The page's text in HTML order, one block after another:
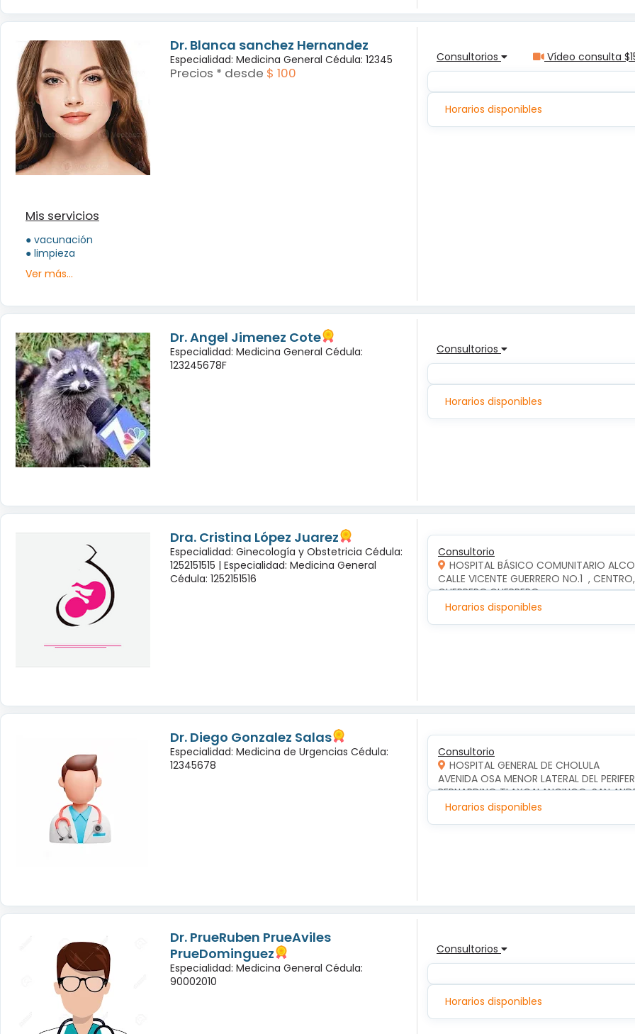
Dr. Blanca sanchez Hernandez
Especialidad: Medicina General Cédula: 12345
Precios * desde $ 100
Mis servicios
● vacunación
● limpieza
Ver más...
Consultorios Vídeo consulta
Horarios disponibles
Dr. Angel Jimenez Cote
Especialidad: Medicina General Cédula:
123245678F
Consultorios
Horarios disponibles
Dra. Cristina López Juarez
Especialidad: Ginecología y Obstetricia Cédula:
1252151515 | Especialidad: Medicina General
Cédula: 1252151516
Consultorio
HOSPITAL BÁSICO COMUNITARIO
CALLE VICENTE GUERRERO NO.1  ,
GUERRERO,GUERRERO
Horarios disponibles
Dr. Diego Gonzalez Salas
Especialidad: Medicina de Urgencias Cédula:
12345678
Consultorio
HOSPITAL GENERAL DE CHOLULA
AVENIDA OSA MENOR LATERAL DEL
BERNARDINO TLAXCALANCINGO, SAN
Horarios disponibles
Dr. PrueRuben PrueAviles
PrueDominguez
Especialidad: Medicina General Cédula:
90002010
Consultorios
Horarios disponibles